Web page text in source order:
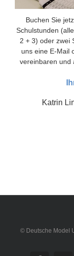
Buchen Sie
Schulstunden
2 + 3) oder zwei
uns eine E-Mail
vereinbaren und
Katrin
© Deutsche Model